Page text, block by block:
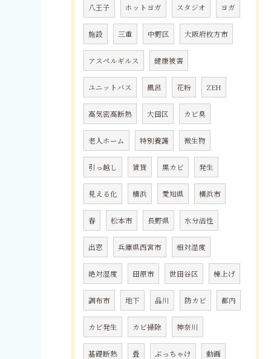
八王子 ホットヨガ スタジオ ヨガ
施設 三重 中野区 大阪府枚方市
アスペルギルス 健康被害
ユニットバス 風呂 花粉 ZEH
高気密高断熱 大田区 カビ臭
老人ホーム 特別養護 微生物
引っ越し 賃貸 黒カビ 発生
見える化 横浜 愛知県 横浜市
春 松本市 長野県 水分活性
出窓 兵庫県西宮市 相対湿度
絶対湿度 田原市 世田谷区 棟上げ
調布市 地下 品川 防カビ 都内
カビ発生 カビ掃除 神奈川
基礎断熱 畳 ぶっちゃけ 動画